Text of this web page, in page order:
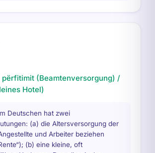
përfitimit (Beamtenversorgung) /
Hotel)
Deutschen hat zwei
(a) die Altersversorgung der
und Arbeiter beziehen
(b) eine kleine, oft